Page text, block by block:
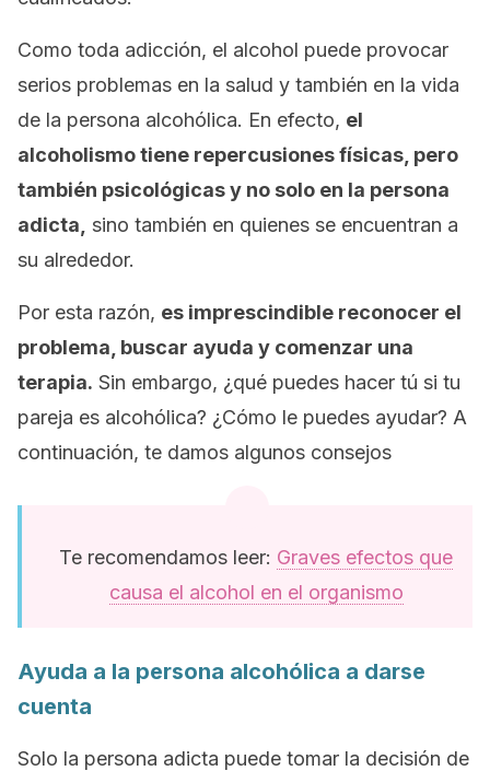
Como toda adicción, el alcohol puede provocar
serios problemas en la salud y también en la vida
de la persona alcohólica. En efecto, el
alcoholismo tiene repercusiones físicas, pero
también psicológicas y no solo en la persona
adicta, sino también en quienes se encuentran a
su alrededor.
Por esta razón, es imprescindible reconocer el
problema, buscar ayuda y comenzar una
terapia. Sin embargo, ¿qué puedes hacer tú si tu
pareja es alcohólica? ¿Cómo le puedes ayudar? A
continuación, te damos algunos consejos
Te recomendamos leer: Graves efectos que
causa el alcohol en el organismo
Ayuda a la persona alcohólica a darse
cuenta
Solo la persona adicta puede tomar la decisión de